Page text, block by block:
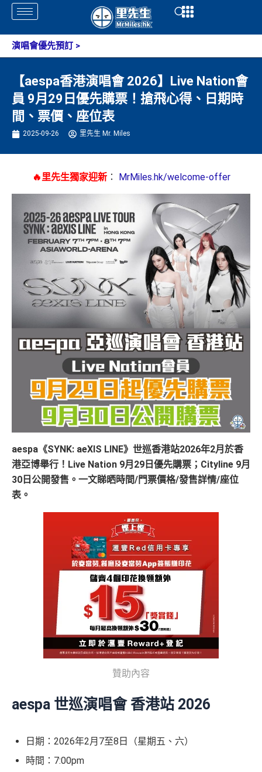
Skip
content
Open
演唱會優先預訂 >
【aespa香港演唱會 2026】Live Nation會
員 9月29日優先購票！搶飛心得、日期時
間、票價、座位表
2025-09-26 里先生 Mr. Miles
🔥里先生獨家迎新： MrMiles.hk/welcome-offer
aespa《SYNK: aeXIS LINE》世巡香港站2026年2月於香
港亞博舉行！Live Nation 9月29日優先購票；Cityline 9月
30日公開發售。一文睇晒時間/門票價格/發售詳情/座位
表。
贊助內容
aespa 世巡演唱會 香港站 2026
日期：2026年2月7至8日（星期五、六）
時間：7:00pm